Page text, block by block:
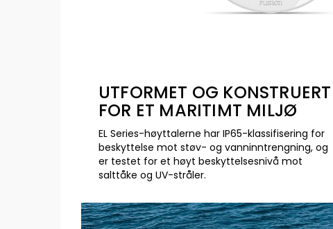
UTFORMET OG KONSTRUERT
FOR ET MARITIMT MILJØ
EL Series-høyttalerne har IP65-klassifisering for
beskyttelse mot støv- og vanninntrengning, og
er testet for et høyt beskyttelsesnivå mot
salttåke og UV-stråler.